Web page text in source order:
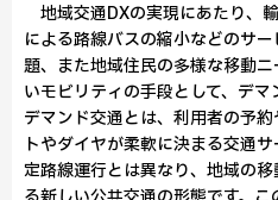
地域交通DXの実現にあたり、
による路線バスの縮小などのサ
題、また地域住民の多様な移動
いモビリティの手段として、デマ
デマンド交通とは、利用者の予
トやダイヤが柔軟に決まる交通
定路線運行とは異なり、地域の